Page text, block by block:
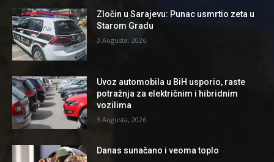
Zločin u Sarajevu: Punac usmrtio zeta u
Starom Gradu
3 Augusta, 2026
Uvoz automobila u BiH usporio, raste
potražnja za električnim i hibridnim
vozilima
3 Augusta, 2026
Danas sunačano i veoma toplo